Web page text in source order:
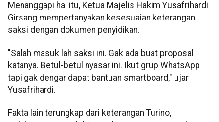
Menanggapi hal itu, Ketua Majelis Hakim Yusafrihardi
Girsang mempertanyakan kesesuaian keterangan
saksi dengan dokumen penyidikan.
"Salah masuk lah saksi ini. Gak ada buat proposal
katanya. Betul-betul nyasar ini. Ikut grup WhatsApp
tapi gak dengar dapat bantuan smartboard," ujar
Yusafrihardi.
Fakta lain terungkap dari keterangan Turino,